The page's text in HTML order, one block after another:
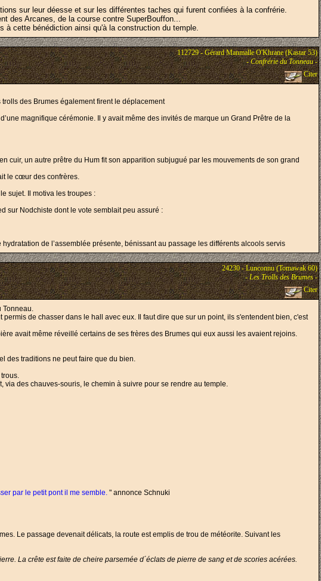
sur leur déesse et sur les différentes taches qui furent confiées à la confrérie.
des Arcanes, de la course contre SuperBouffon...
à cette bénédiction ainsi qu'à la construction du temple.
112729 - Gérard Manmalle O'Khrane (Kastar 53)
-Confrérie du Tonneau-
Citer
des Brumes également firent le déplacement
magnifique cérémonie. Il y avait même des invités de marque un Grand Prêtre de la
cuir, un autre prêtre du Hum fit son apparition subjugué par les mouvements de son grand
le cœur des confrères.
sujet. Il motiva les troupes :
sur Nodchiste dont le vote semblait peu assuré :
de l’assemblée présente, bénissant au passage les différents alcools servis
24230 - Lunconnu (Tomawak 60)
-Les Trolls des Brumes-
Citer
Tonneau.
de chasser dans le hall avec eux. Il faut dire que sur un point, ils s'entendent bien, c'est
avait même réveillé certains de ses frères des Brumes qui eux aussi les avaient rejoins.
des traditions ne peut faire que du bien.
des chauves-souris, le chemin à suivre pour se rendre au temple.
par le petit pont il me semble. " annonce Schnuki
Le passage devenait délicats, la route est emplis de trou de météorite. Suivant les
La crête est faite de cheire parsemée d´éclats de pierre de sang et de scories acérées.